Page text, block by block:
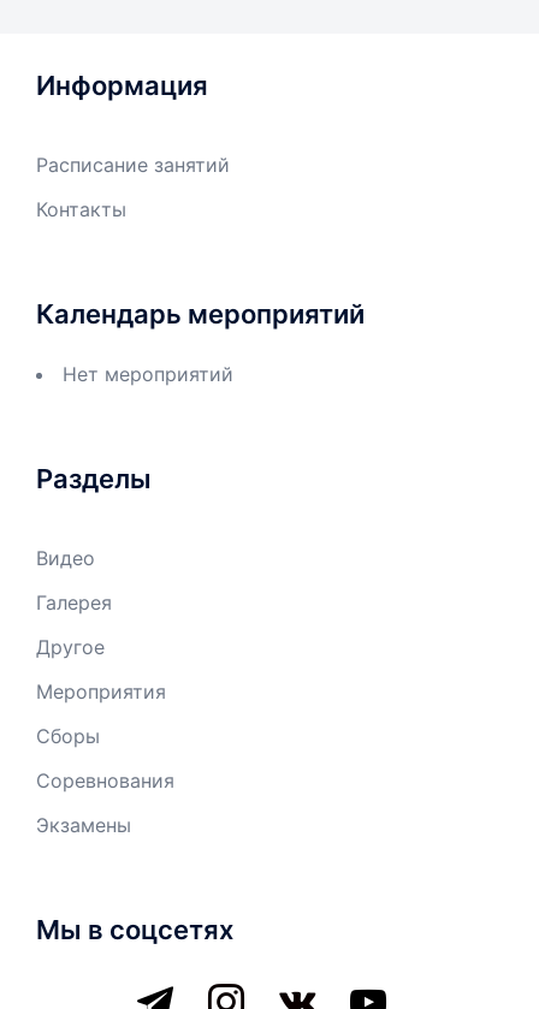
Информация
Расписание занятий
Контакты
Календарь мероприятий
Нет мероприятий
Разделы
Видео
Галерея
Другое
Мероприятия
Сборы
Соревнования
Экзамены
Мы в соцсетях
telegram instagramvkontakteyoutube